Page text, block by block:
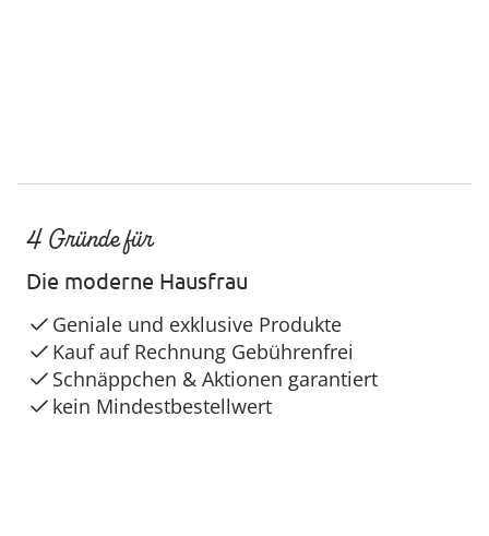
4 Gründe für
Die moderne Hausfrau
Geniale und exklusive Produkte
Kauf auf Rechnung Gebührenfrei
Schnäppchen & Aktionen garantiert
kein Mindestbestellwert